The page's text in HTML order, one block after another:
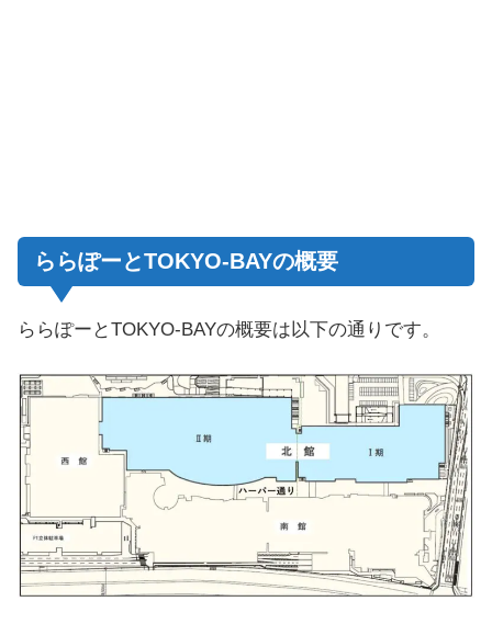
ららぽーとTOKYO-BAYの概要
ららぽーとTOKYO-BAYの概要は以下の通りです。